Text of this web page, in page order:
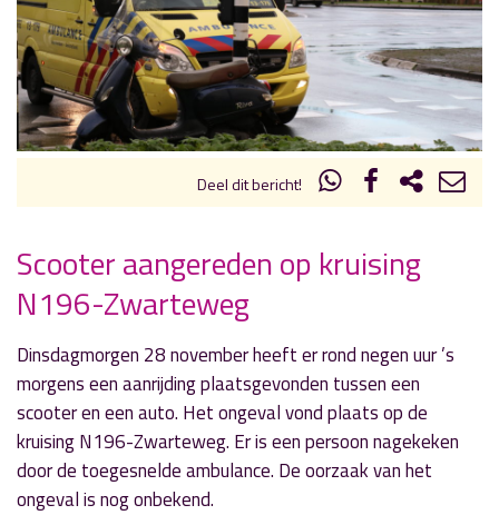
Inklappen
Deel dit bericht!
« Vorig nieuwsbericht
Rondje Stelling fietst mooi bedrag bijeen
28 november 2017
» Volgend nieuwsbericht
Leerlingen Wellantcollege de Groenstrook doen
“The Battle”
Scooter aangereden op kruising
N196-Zwarteweg
Dinsdagmorgen 28 november heeft er rond negen uur ’s
morgens een aanrijding plaatsgevonden tussen een
scooter en een auto. Het ongeval vond plaats op de
kruising N196-Zwarteweg. Er is een persoon nagekeken
door de toegesnelde ambulance. De oorzaak van het
ongeval is nog onbekend.